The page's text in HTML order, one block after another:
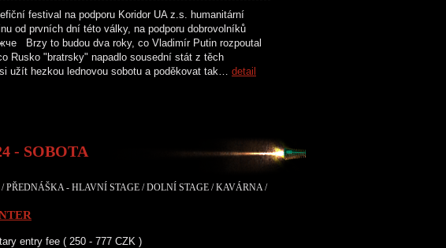
festival na podporu Koridor UA z.s. humanitární
od prvních dní této války, na podporu dobrovolníků
Brzy to budou dva roky, co Vladimír Putin rozpoutal
Rusko "bratrsky" napadlo sousední stát z těch
užít hezkou lednovou sobotu a poděkovat tak… detail
- SOBOTA
PŘEDNÁŠKA - HLAVNÍ STAGE / DOLNÍ STAGE / KAVÁRNA /
entry fee ( 250 - 777 CZK )